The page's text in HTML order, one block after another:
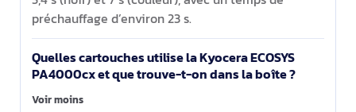
préchauffage d’environ 23 s.
Quelles cartouches utilise la Kyocera ECOSYS
PA4000cx et que trouve-t-on dans la boîte ?
Voir moins